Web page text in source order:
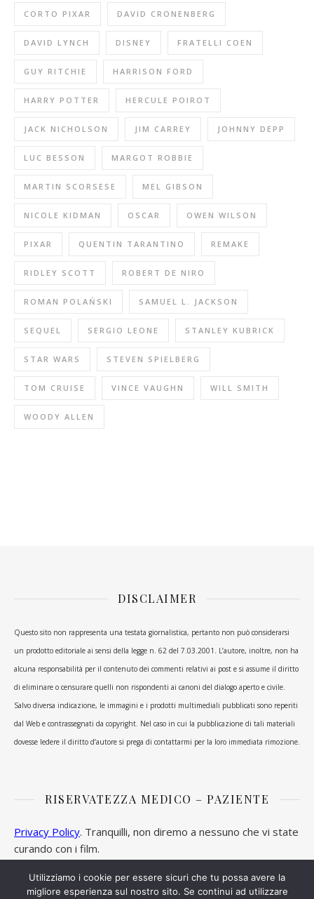
CORTO PIXAR DAVID CRONENBERG
DAVID LYNCH DISNEY FRATELLI COEN
GUY RITCHIE HARRISON FORD
HARRY POTTER HERCULE POIROT
JACK NICHOLSON JIM CARREY JOHNNY DEPP
LUC BESSON MARGOT ROBBIE
MARTIN SCORSESE MEL GIBSON
NICOLE KIDMAN OSCAR OWEN WILSON
PIXAR QUENTIN TARANTINO REMAKE
RIDLEY SCOTT ROBERT DE NIRO
ROMAN POLAŃSKI SAMUEL L. JACKSON
SEQUEL SERGIO LEONE STANLEY KUBRICK
STAR WARS STEVEN SPIELBERG
TOM CRUISE VINCE VAUGHN WILL SMITH
WOODY ALLEN
DISCLAIMER
Questo sito non rappresenta una testata giornalistica, pertanto non può considerarsi
un prodotto editoriale ai sensi della legge n. 62 del 7.03.2001. L’autore, inoltre, non ha
alcuna responsabilità per il contenuto dei commenti relativi ai post e si assume il diritto
di eliminare o censurare quelli non rispondenti ai canoni del dialogo aperto e civile.
Salvo diversa indicazione, le immagini e i prodotti multimediali pubblicati sono reperiti
dal Web e contrassegnati da copyright. Nel caso in cui la pubblicazione di tali materiali
dovesse ledere il diritto d’autore si prega di contattarmi per la loro immediata rimozione.
RISERVATEZZA MEDICO – PAZIENTE
Privacy Policy. Tranquilli, non diremo a nessuno che vi state
curando con i film.
Utilizziamo i cookie per essere sicuri che tu possa avere la
migliore esperienza sul nostro sito. Se continui ad utilizzare